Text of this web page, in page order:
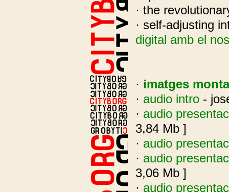
· the
· self-adjusting
digital amb el
· imatges
· audio intro -
· audio
3,84 Mb ]
· audio
· audio
3,06 Mb ]
· audio